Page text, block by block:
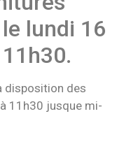
lundi 16
disposition des
11h30 jusque mi-